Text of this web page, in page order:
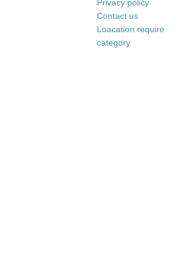
Privacy policy
Contact us
Loacation require
category